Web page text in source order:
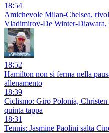
18:54
Amichevole Milan-Chelsea,
Vladimirov-De Winter-Diawara,
18:52
Hamilton non si ferma nella
allenamento
18:39
Ciclismo: Giro Polonia,
quinta tappa
18:31
Tennis: Jasmine Paolini salta